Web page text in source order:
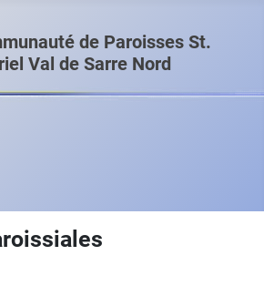
de Paroisses St.
Val de Sarre Nord